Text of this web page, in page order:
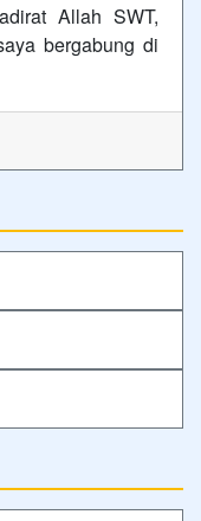
Allah SWT,
bergabung di